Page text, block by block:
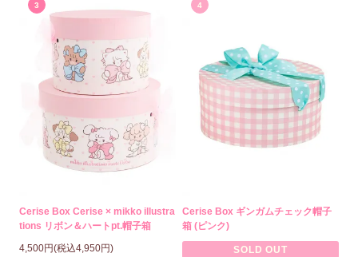
3
Cerise Box Cerise × mikko illustra
tions リボン＆ハートpt.帽子箱
4,500円(税込4,950円)
4
Cerise Box ギンガムチェック帽子
箱 (ピンク)
SOLD OUT